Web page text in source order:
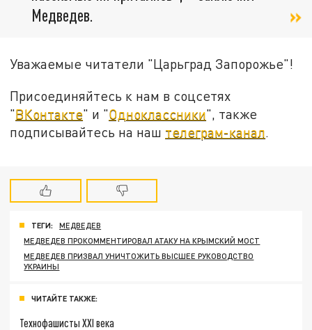
Медведев.
Уважаемые читатели "Царьград Запорожье"!
Присоединяйтесь к нам в соцсетях
"ВКонтакте" и "Одноклассники", также
подписывайтесь на наш телеграм-канал
ТЕГИ:
МЕДВЕДЕВ
МЕДВЕДЕВ ПРОКОММЕНТИРОВАЛ АТАКУ НА КРЫМСКИЙ МОСТ
МЕДВЕДЕВ ПРИЗВАЛ УНИЧТОЖИТЬ ВЫСШЕЕ РУКОВОДСТВО
УКРАИНЫ
ЧИТАЙТЕ ТАКЖЕ:
Технофашисты XXI века